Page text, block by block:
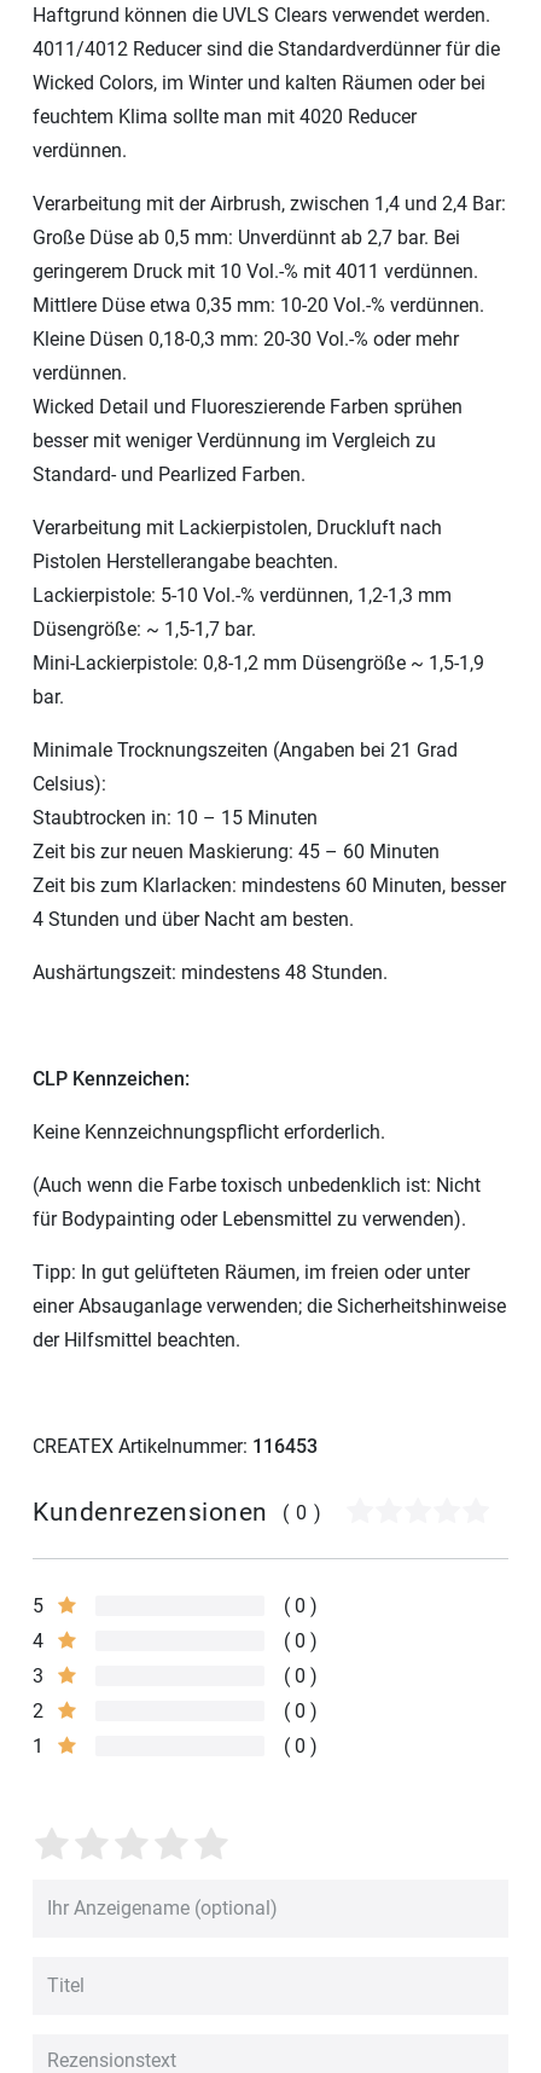
Haftgrund können die UVLS Clears verwendet werden.
4011/4012 Reducer sind die Standardverdünner für die
Wicked Colors, im Winter und kalten Räumen oder bei
feuchtem Klima sollte man mit 4020 Reducer
verdünnen.
Verarbeitung mit der Airbrush, zwischen 1,4 und 2,4 Bar:
Große Düse ab 0,5 mm: Unverdünnt ab 2,7 bar. Bei
geringerem Druck mit 10 Vol.-% mit 4011 verdünnen.
Mittlere Düse etwa 0,35 mm: 10-20 Vol.-% verdünnen.
Kleine Düsen 0,18-0,3 mm: 20-30 Vol.-% oder mehr
verdünnen.
Wicked Detail und Fluoreszierende Farben sprühen
besser mit weniger Verdünnung im Vergleich zu
Standard- und Pearlized Farben.
Verarbeitung mit Lackierpistolen, Druckluft nach
Pistolen Herstellerangabe beachten.
Lackierpistole: 5-10 Vol.-% verdünnen, 1,2-1,3 mm
Düsengröße: ~ 1,5-1,7 bar.
Mini-Lackierpistole: 0,8-1,2 mm Düsengröße ~ 1,5-1,9
bar.
Minimale Trocknungszeiten (Angaben bei 21 Grad
Celsius):
Staubtrocken in: 10 – 15 Minuten
Zeit bis zur neuen Maskierung: 45 – 60 Minuten
Zeit bis zum Klarlacken: mindestens 60 Minuten, besser
4 Stunden und über Nacht am besten.
Aushärtungszeit: mindestens 48 Stunden.
CLP Kennzeichen:
Keine Kennzeichnungspflicht erforderlich.
(Auch wenn die Farbe toxisch unbedenklich ist: Nicht
für Bodypainting oder Lebensmittel zu verwenden).
Tipp: In gut gelüfteten Räumen, im freien oder unter
einer Absauganlage verwenden; die Sicherheitshinweise
der Hilfsmittel beachten.
CREATEX Artikelnummer: 116453
Kundenrezensionen (0)
5
0
4
0
3
0
2
0
1
0